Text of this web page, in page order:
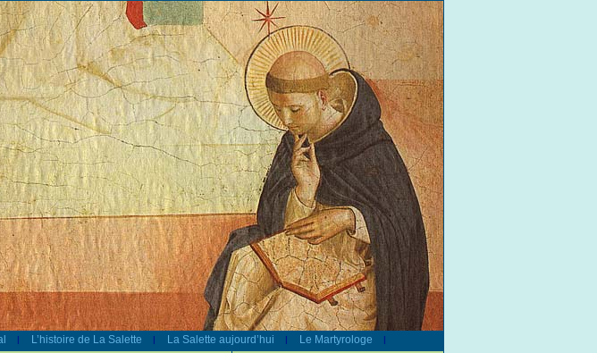
| L’histoire de La Salette | La Salette aujourd’hui | Le Martyrologe |